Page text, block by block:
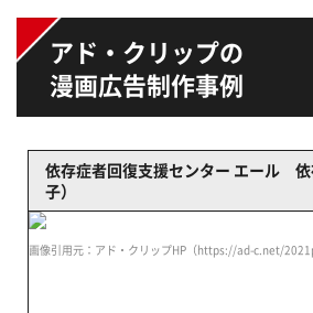
アド・クリップの
漫画広告制作事例
依存症者回復支援センター エール
子）
画像引用元：アド・クリップHP（https://ad-c.net/